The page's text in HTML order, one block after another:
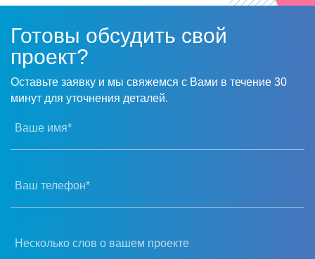
Готовы обсудить свой
проект?
Оставьте заявку и мы свяжемся с Вами в течение 30
минут для уточнения деталей.
Ваше имя*
Ваш телефон*
Несколько слов о вашем проекте